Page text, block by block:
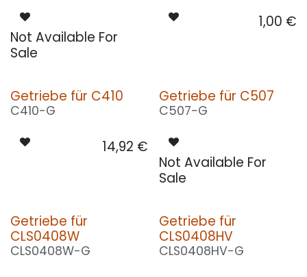
Not Available For
Sale
1,00 €
Getriebe für C410
C410-G
14,92 €
Getriebe für C507
C507-G
Not Available For
Sale
Getriebe für
CLS0408W
CLS0408W-G
Getriebe für
CLS0408HV
CLS0408HV-G